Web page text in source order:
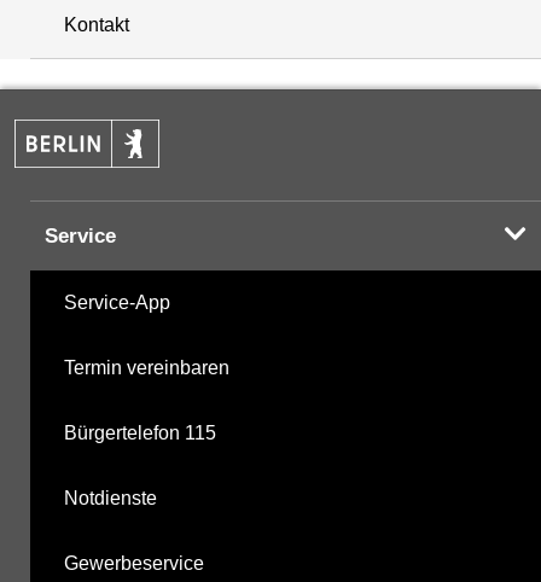
+
−
Kontakt
Service
Service-App
Termin vereinbaren
Bürgertelefon 115
Notdienste
Gewerbeservice